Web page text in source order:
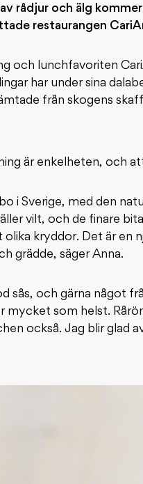
rådjur och älg
restaurangen
och lunchfavoriten
har under sina
från skogens
är enkelheten, och
i Sverige, med den
vilt, och de finare
kryddor. Det är en
grädde, säger Anna.
sås, och gärna något
mycket som helst.
också. Jag blir glad